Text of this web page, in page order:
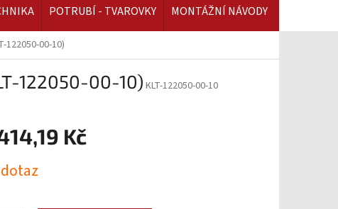
POTRUBÍ - TVAROVKY MONTÁŽNÍ NÁVODY
122050-00-10)
122050-00-10) KLT-122050-00-10
Kč